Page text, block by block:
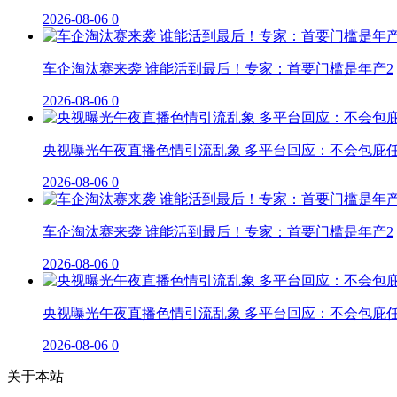
2026-08-06 0
车企淘汰赛来袭 谁能活到最后！专家：首要门槛是年产2
2026-08-06 0
央视曝光午夜直播色情引流乱象 多平台回应：不会包庇
2026-08-06 0
车企淘汰赛来袭 谁能活到最后！专家：首要门槛是年产2
2026-08-06 0
央视曝光午夜直播色情引流乱象 多平台回应：不会包庇
2026-08-06 0
关于本站